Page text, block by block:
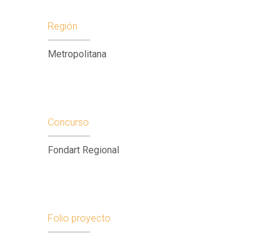
Región
Metropolitana
Concurso
Fondart Regional
Folio proyecto